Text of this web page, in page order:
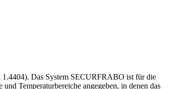
Das System SECURFRABO ist für die
Temperaturbereiche angegeben, in denen das